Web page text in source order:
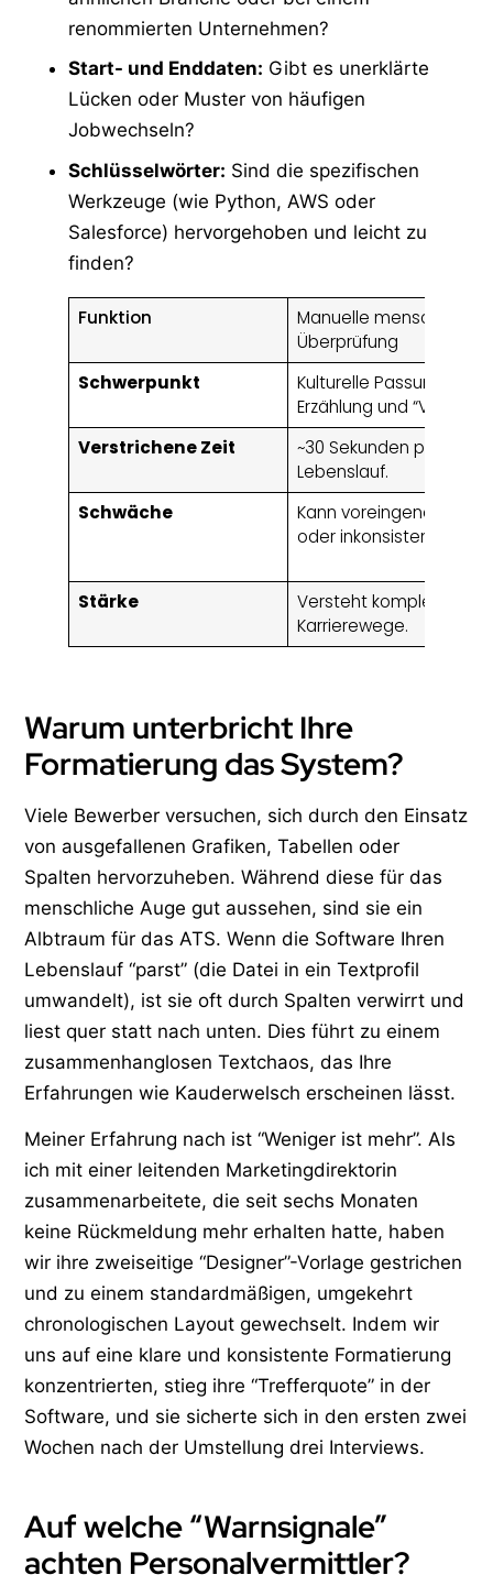
renommierten Unternehmen?
Start- und Enddaten: Gibt es unerklärte
Lücken oder Muster von häufigen
Jobwechseln?
Schlüsselwörter: Sind die spezifischen
Werkzeuge (wie Python, AWS oder
Salesforce) hervorgehoben und leicht zu
finden?
Funktion
Manuelle menschliche
Überprüfung
Schwerpunkt
Kulturelle Passung,
Erzählung und “Vibe”.”
Verstrichene Zeit
~30 Sekunden pro
Lebenslauf.
Schwäche
Kann voreingenommen
oder inkonsistent sein.
Stärke
Versteht komplexe
Karrierewege.
Warum unterbricht Ihre
Formatierung das System?
Viele Bewerber versuchen, sich durch den Einsatz
von ausgefallenen Grafiken, Tabellen oder
Spalten hervorzuheben. Während diese für das
menschliche Auge gut aussehen, sind sie ein
Albtraum für das ATS. Wenn die Software Ihren
Lebenslauf “parst” (die Datei in ein Textprofil
umwandelt), ist sie oft durch Spalten verwirrt und
liest quer statt nach unten. Dies führt zu einem
zusammenhanglosen Textchaos, das Ihre
Erfahrungen wie Kauderwelsch erscheinen lässt.
Meiner Erfahrung nach ist “Weniger ist mehr”. Als
ich mit einer leitenden Marketingdirektorin
zusammenarbeitete, die seit sechs Monaten
keine Rückmeldung mehr erhalten hatte, haben
wir ihre zweiseitige “Designer”-Vorlage gestrichen
und zu einem standardmäßigen, umgekehrt
chronologischen Layout gewechselt. Indem wir
uns auf eine klare und konsistente Formatierung
konzentrierten, stieg ihre “Trefferquote” in der
Software, und sie sicherte sich in den ersten zwei
Wochen nach der Umstellung drei Interviews.
Auf welche “Warnsignale”
achten Personalvermittler?